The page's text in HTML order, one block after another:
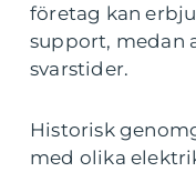
företag kan
support, medan
svarstider.
Historisk
med olika